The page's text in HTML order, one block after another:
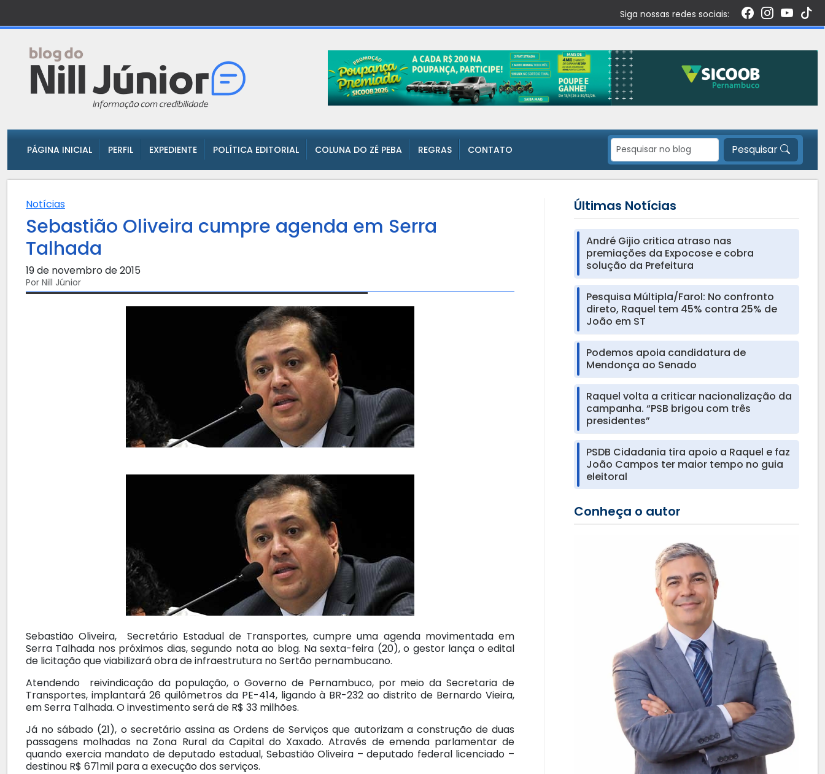
Siga nossas redes sociais:
PÁGINA INICIAL PERFIL EXPEDIENTE POLÍTICA EDITORIAL COLUNA DO ZÉ PEBA REGRAS CONTATO Pesquisar
Notícias
Sebastião Oliveira cumpre agenda em Serra
Talhada
19 de novembro de 2015
Por Nill Júnior
Sebastião Oliveira, Secretário Estadual de Transportes, cumpre uma agenda movimentada em
Serra Talhada nos próximos dias, segundo nota ao blog. Na sexta-feira (20), o gestor lança o edital
de licitação que viabilizará obra de infraestrutura no Sertão pernambucano.
Atendendo reivindicação da população, o Governo de Pernambuco, por meio da Secretaria de
Transportes, implantará 26 quilômetros da PE-414, ligando à BR-232 ao distrito de Bernardo Vieira,
em Serra Talhada. O investimento será de R$ 33 milhões.
Já no sábado (21), o secretário assina as Ordens de Serviços que autorizam a construção de duas
passagens molhadas na Zona Rural da Capital do Xaxado. Através de emenda parlamentar de
quando exercia mandato de deputado estadual, Sebastião Oliveira – deputado federal licenciado –
destinou R$ 671mil para a execução dos serviços.
Últimas Notícias
André Gijio critica atraso nas
premiações da Expocose e cobra
solução da Prefeitura
Pesquisa Múltipla/Farol: No confronto
direto, Raquel tem 45% contra 25% de
João em ST
Podemos apoia candidatura de
Mendonça ao Senado
Raquel volta a criticar nacionalização da
campanha. “PSB brigou com três
presidentes”
PSDB Cidadania tira apoio a Raquel e faz
João Campos ter maior tempo no guia
eleitoral
Conheça o autor